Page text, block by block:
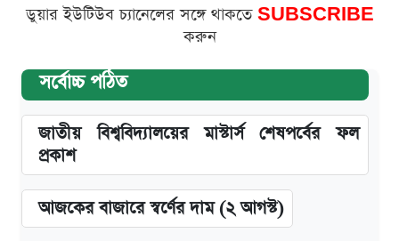
ডুয়ার ইউটিউব চ্যানেলের সঙ্গে থাকতে SUBSCRIBE
করুন
সর্বোচ্চ পঠিত
জাতীয় বিশ্ববিদ্যালয়ের মাস্টার্স শেষপর্বের ফল
প্রকাশ
আজকের বাজারে স্বর্ণের দাম (২ আগস্ট)